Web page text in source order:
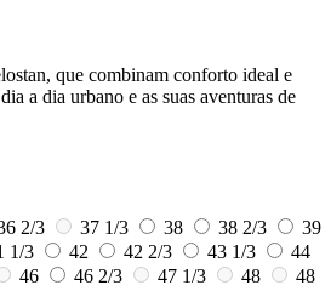
que combinam conforto ideal e
a dia urbano e as suas aventuras de
2/3 37 1/3 38 38 2/3
39
1/3 42 42 2/3 43 1/3
44
46 46 2/3 47 1/3 48
48